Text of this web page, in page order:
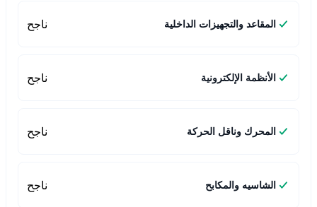
المقاعد والتجهيزات الداخلية ناجح
الأنظمة الإلكترونية ناجح
المحرك وناقل الحركة ناجح
الشاسيه والمكابح ناجح